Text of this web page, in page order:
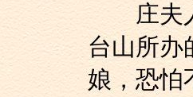
庄夫人
台山所办
娘，恐怕